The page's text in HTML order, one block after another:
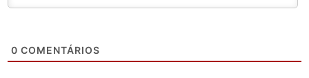
0 COMENTÁRIOS